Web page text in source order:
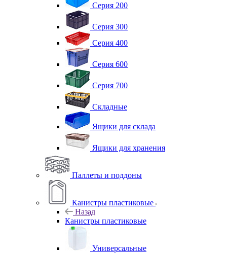
Серия 200
Серия 300
Серия 400
Серия 600
Серия 700
Складные
Ящики для склада
Ящики для хранения
Паллеты и поддоны
Канистры пластиковые
Назад
Канистры пластиковые
Универсальные